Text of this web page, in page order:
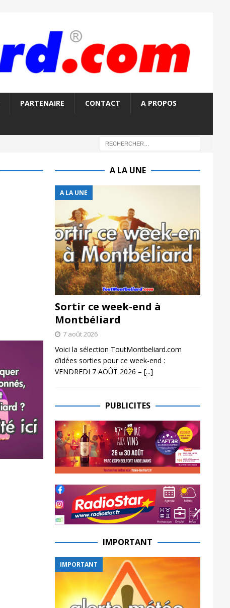
PARTENAIRE CONTACT A PROPOS
A LA UNE
A LA UNE
Sortir ce week-end à
Montbéliard
7 août 2026
Voici la sélection ToutMontbeliard.com
d’idées sorties pour ce week-end :
VENDREDI 7 AOÛT 2026 – [...]
PUBLICITES
IMPORTANT
IMPORTANT